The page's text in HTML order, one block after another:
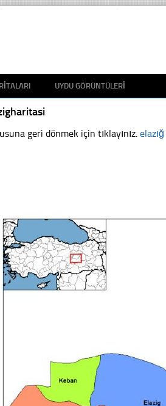
UYDU GÖRÜNTÜLERI
geri dönmek için tıklayınız.